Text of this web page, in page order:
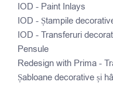
IOD - Paint Inlays
IOD - Ștampile
IOD - Transferuri
Pensule
Redesign with Prima -
Șabloane decorative și